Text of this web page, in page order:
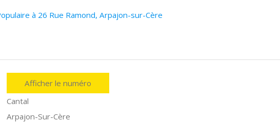
à 26 Rue Ramond, Arpajon-sur-Cère
Afficher le numéro
Cantal
Arpajon-Sur-Cère